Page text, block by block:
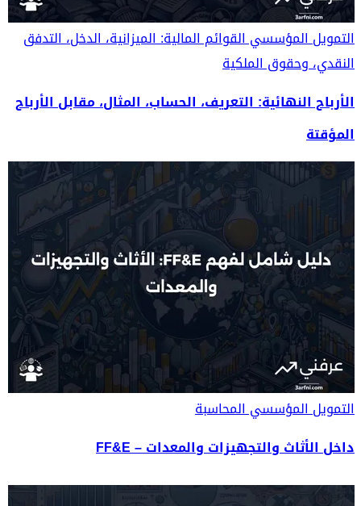
التمويل المؤسسيالقوائم المالية: الميزانية، الدخل، التدفق
النقدي، وحقوق الملكية
الأرباح النهائية: التعريف، الحساب، المثال، مقابل الأرباح
المؤقتة
التمويل المؤسسيالمحاسبة
داخل الأثاث والتجهيزات والمعدات – FF&E